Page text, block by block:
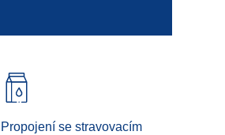
Propojení se stravovacím